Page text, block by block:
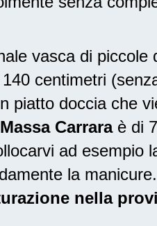
vasca di piccole
centimetri
piatto doccia che
Carraraè di
ad esempio
la
nella